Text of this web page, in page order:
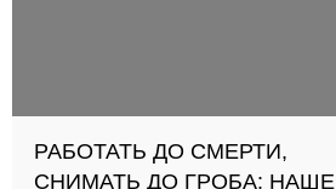
РАБОТАТЬ ДО СМЕРТИ,
СНИМАТЬ ДО ГРОБА: НАШЕ